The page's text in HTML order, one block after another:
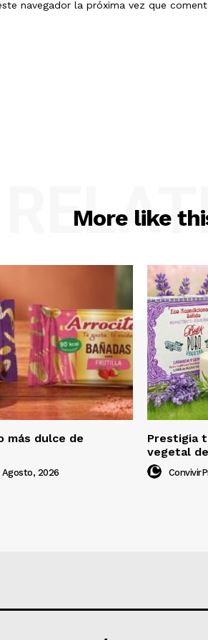
navegador la próxima vez que
More like
más dulce de
Agosto, 2026
Prestigia
vegetal